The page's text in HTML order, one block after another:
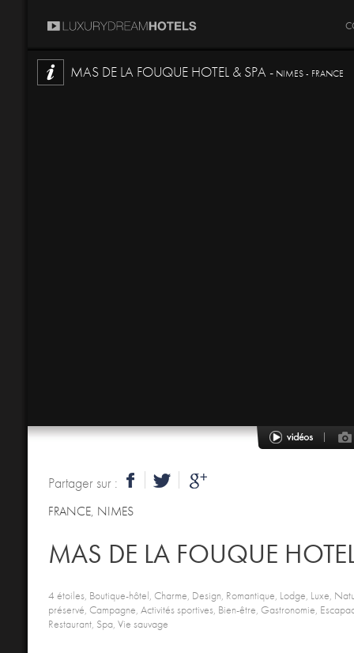
MAS DE LA FOUQUE HOTEL & SPA - NIMES - FRANCE
Partager sur :
FRANCE, NIMES
MAS DE LA FOUQUE
4 étoiles, Boutique-hôtel, Charme, Design, Romantique, Lodge, Luxe,
préservé, Campagne, Activités sportives, Bien-être, Gastronomie,
Restaurant, Spa, Vie sauvage